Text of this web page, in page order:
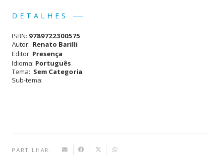
8,31 €.
DETALHES
ISBN: 9789722300575
Autor: Renato Barilli
Editor: Presença
Idioma: Português
Tema: Sem Categoria
Sub-tema:
PARTILHAR: